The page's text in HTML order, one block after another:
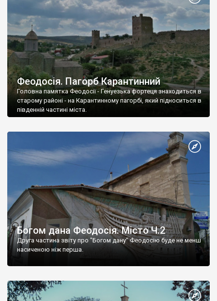
Феодосія. Пагорб Карантинний
Головна памятка Феодосії - Генуезька фортеця знаходиться в
старому районі - на Карантинному пагорбі, який підноситься в
південній частині міста.
Богом дана Феодосія. Місто Ч.2
Друга частина звіту про "Богом дану" Феодосію буде не менш
насиченою ніж перша.